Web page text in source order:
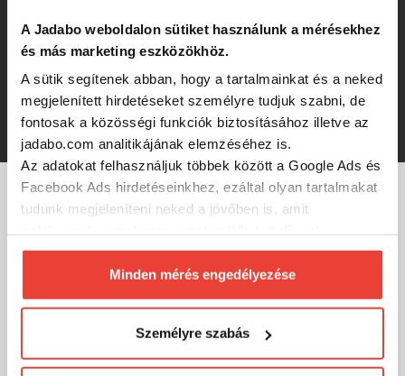
A Jadabo weboldalon sütiket használunk a mérésekhez
és más marketing eszközökhöz.
A sütik segítenek abban, hogy a tartalmainkat és a neked
megjelenített hirdetéseket személyre tudjuk szabni, de
fontosak a közösségi funkciók biztosításához illetve az
jadabo.com analitikájának elemzéséhez is.
Az adatokat felhasználjuk többek között a Google Ads és
Facebook Ads hirdetéseinkhez, ezáltal olyan tartalmakat
tudunk megjeleníteni neked a jövőben is, amit
biztosításához arra kérünk, hogy engedd meg
számunkra minden mérés használatát.
Természetesensoha semmilyen formában nem fogunk
megváltoztathatod a döntésed ezzel kapcsolatban.
Előre is köszönjük!
Minden mérés engedélyezése
Személyre szabás
IRON CLAW Marine System Screen
Holder w. Screw
4 600 Ft
MÁRKÁINK